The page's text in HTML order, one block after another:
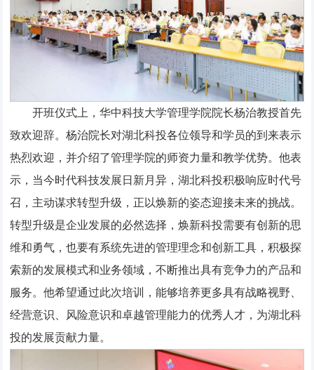
开班仪式上，华中科技大学管理学院院长杨治教授首先
致欢迎辞。杨治院长对湖北科投各位领导和学员的到来表示
热烈欢迎，并介绍了管理学院的师资力量和教学优势。他表
示，当今时代科技发展日新月异，湖北科投积极响应时代号
召，主动谋求转型升级，正以焕新的姿态迎接未来的挑战。
转型升级是企业发展的必然选择，焕新科投需要有创新的思
维和勇气，也要有系统先进的管理理念和创新工具，积极探
索新的发展模式和业务领域，不断推出具有竞争力的产品和
服务。他希望通过此次培训，能够培养更多具有战略视野、
经营意识、风险意识和卓越管理能力的优秀人才，为湖北科
投的发展贡献力量。